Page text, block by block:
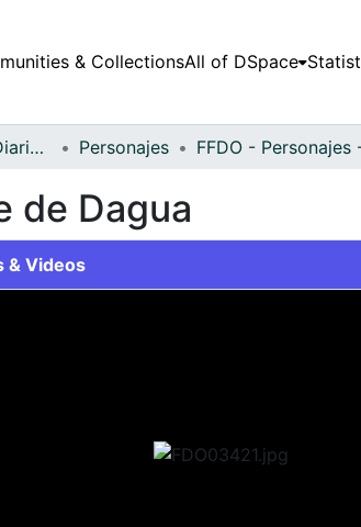
& CollectionsAll of DSpace
Fondo Fotográfico Diario Occidente Personajes
de Dagua
& Videos